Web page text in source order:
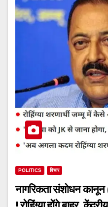
POLITICS विचार
नागरिकता संशोधन